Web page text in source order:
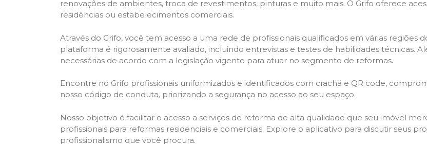
renovações de ambientes, troca de revestimentos, pinturas e muito mais. O Grifo oferece
residências ou estabelecimentos comerciais.
Através do Grifo, você tem acesso a uma rede de profissionais qualificados em várias regiões
plataforma é rigorosamente avaliado, incluindo entrevistas e testes de habilidades técnicas.
necessárias de acordo com a legislação vigente para atuar no segmento de reformas.
Encontre no Grifo profissionais uniformizados e identificados com crachá e QR code,
nosso código de conduta, priorizando a segurança no acesso ao seu espaço.
Nosso objetivo é facilitar o acesso a serviços de reforma de alta qualidade que seu imóvel
profissionais para reformas residenciais e comerciais. Explore o aplicativo para discutir seus
profissionalismo que você procura.